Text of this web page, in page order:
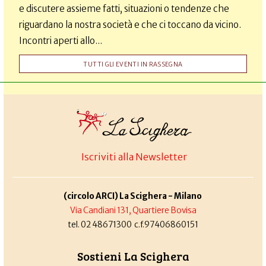
e discutere assieme fatti, situazioni o tendenze che
riguardano la nostra società e che ci toccano da vicino.
Incontri aperti allo...
TUTTI GLI EVENTI IN RASSEGNA
Iscriviti alla Newsletter
(circolo ARCI) La Scighera - Milano
Via Candiani 131, Quartiere Bovisa
tel. 02 48671300 c.f.97406860151
Sostieni La Scighera